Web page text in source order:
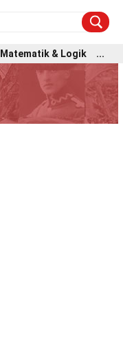
Matematik & Logik
...